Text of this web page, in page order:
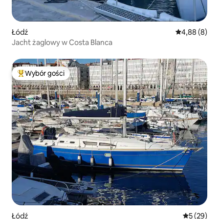
Łódź Średnia
4,88 (8)
Jacht żaglowy w Costa Blanca
Najpopularniejsze z kategorii Wybór gości
Wybór gości
Łódź Średnia
5 (29)